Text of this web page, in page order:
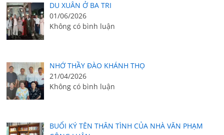
DU XUÂN Ở BA TRI
01/06/2026
Không có bình luận
NHỚ THẦY ĐÀO KHÁNH THỌ
21/04/2026
Không có bình luận
BUỔI KÝ TÊN THÂN TÌNH CỦA NHÀ VĂN PHẠM